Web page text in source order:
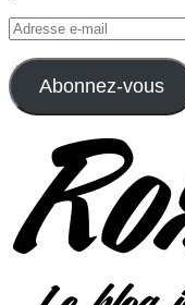
Adresse
e-
mail
Abonnez-vous